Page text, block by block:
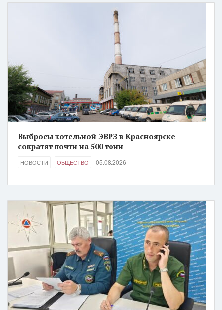
Выбросы котельной ЭВРЗ в Красноярске
сократят почти на 500 тонн
НОВОСТИ ОБЩЕСТВО 05.08.2026